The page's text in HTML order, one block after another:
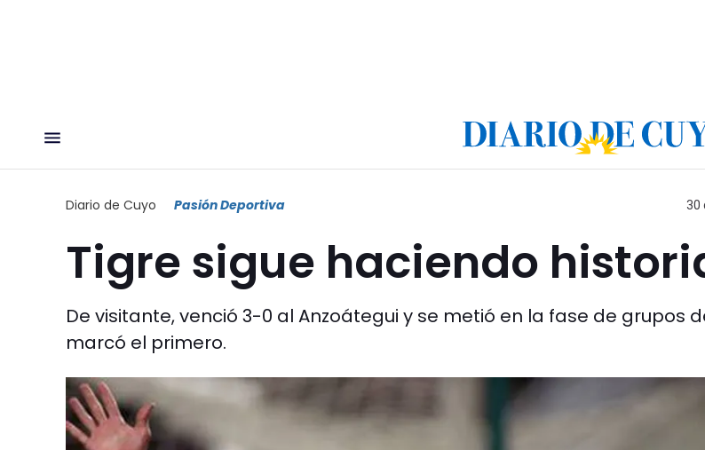
Diario de Cuyo Pasión Deportiva 30
Tigre sigue haciendo
De visitante, venció 3-0 al Anzoátegui y se metió en la fase de grupos
marcó el primero.